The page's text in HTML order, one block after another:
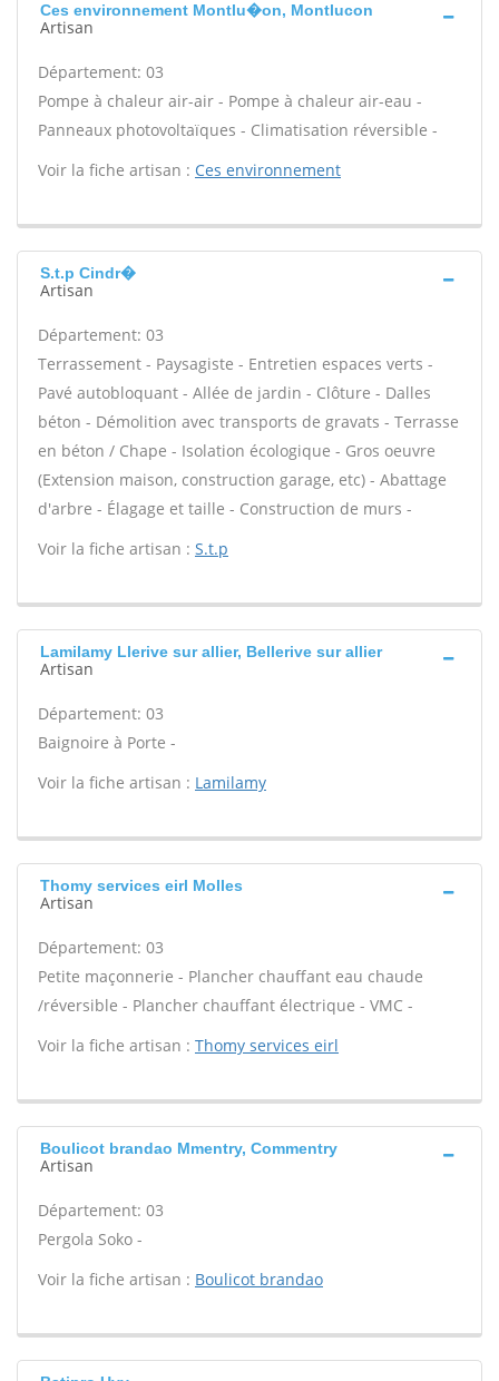
Ces environnement Montlu�on, Montlucon
Artisan
Département: 03
Pompe à chaleur air-air - Pompe à chaleur air-eau -
Panneaux photovoltaïques - Climatisation réversible -
Voir la fiche artisan : Ces environnement
S.t.p Cindr�
Artisan
Département: 03
Terrassement - Paysagiste - Entretien espaces verts -
Pavé autobloquant - Allée de jardin - Clôture - Dalles
béton - Démolition avec transports de gravats - Terrasse
en béton / Chape - Isolation écologique - Gros oeuvre
(Extension maison, construction garage, etc) - Abattage
d'arbre - Élagage et taille - Construction de murs -
Voir la fiche artisan : S.t.p
Lamilamy Llerive sur allier, Bellerive sur allier
Artisan
Département: 03
Baignoire à Porte -
Voir la fiche artisan : Lamilamy
Thomy services eirl Molles
Artisan
Département: 03
Petite maçonnerie - Plancher chauffant eau chaude
/réversible - Plancher chauffant électrique - VMC -
Voir la fiche artisan : Thomy services eirl
Boulicot brandao Mmentry, Commentry
Artisan
Département: 03
Pergola Soko -
Voir la fiche artisan : Boulicot brandao